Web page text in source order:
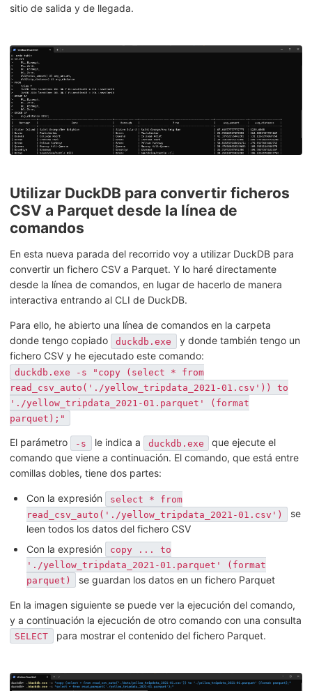
sitio de salida y de llegada.
Utilizar DuckDB para convertir ficheros
CSV a Parquet desde la línea de
comandos
En esta nueva parada del recorrido voy a utilizar DuckDB para
convertir un fichero CSV a Parquet. Y lo haré directamente
desde la línea de comandos, en lugar de hacerlo de manera
interactiva entrando al CLI de DuckDB.
Para ello, he abierto una línea de comandos en la carpeta
donde tengo copiado
duckdb.exe
y donde también tengo un
fichero CSV y he ejecutado este comando:
duckdb.exe -s "copy (select * from
read_csv_auto('./yellow_tripdata_2021-01.csv')) to
'./yellow_tripdata_2021-01.parquet' (format
parquet);"
El parámetro -s le indica a duckdb.exe
que ejecute el
comando que viene a continuación. El comando, que está entre
comillas dobles, tiene dos partes:
Con la expresión
select * from
read_csv_auto('./yellow_tripdata_2021-01.csv')
se
leen todos los datos del fichero CSV
Con la expresión
copy ... to
'./yellow_tripdata_2021-01.parquet' (format
parquet)
se guardan los datos en un fichero Parquet
En la imagen siguiente se puede ver la ejecución del comando,
y a continuación la ejecución de otro comando con una consulta
SELECT para mostrar el contenido del fichero Parquet.